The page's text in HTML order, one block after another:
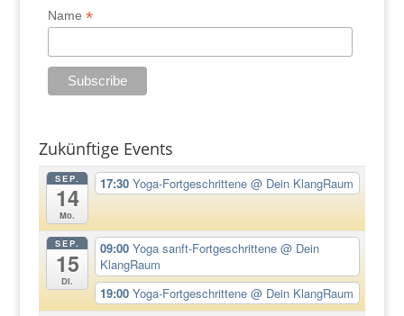
Name*
Zukünftige Events
SEP.
14
Mo.
17:30Yoga-Fortgeschrittene@ Dein KlangRaum
SEP.
15
Di.
09:00Yoga sanft-Fortgeschrittene@ Dein
KlangRaum
19:00Yoga-Fortgeschrittene@ Dein KlangRaum